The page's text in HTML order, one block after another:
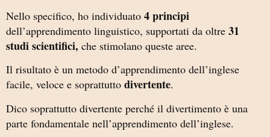
Nello specifico, ho individuato 4 principi
dell’apprendimento linguistico, supportati da oltre 31
studi scientifici, che stimolano queste aree.
Il risultato è un metodo d’apprendimento dell’inglese
facile, veloce e soprattutto divertente.
Dico soprattutto divertente perché il divertimento è una
parte fondamentale nell’apprendimento dell’inglese.